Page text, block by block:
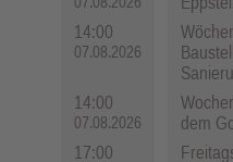
14:00
07.08.2026
14:00
07.08.2026
dem
17:00